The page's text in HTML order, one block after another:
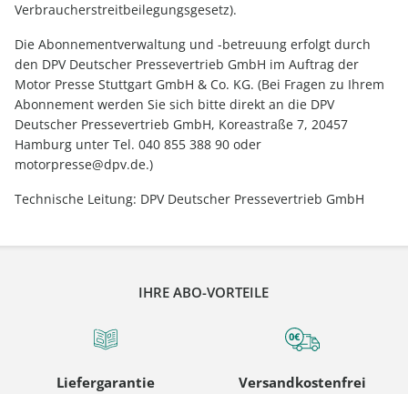
Verbraucherstreitbeilegungsgesetz).
Die Abonnementverwaltung und -betreuung erfolgt durch
den DPV Deutscher Pressevertrieb GmbH im Auftrag der
Motor Presse Stuttgart GmbH & Co. KG. (Bei Fragen zu Ihrem
Abonnement werden Sie sich bitte direkt an die DPV
Deutscher Pressevertrieb GmbH, Koreastraße 7, 20457
Hamburg unter Tel. 040 855 388 90 oder
motorpresse@dpv.de.)
Technische Leitung: DPV Deutscher Pressevertrieb GmbH
IHRE ABO-VORTEILE
Liefergarantie
Versandkostenfrei